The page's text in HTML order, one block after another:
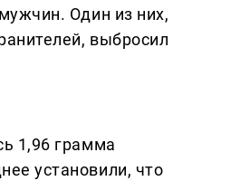
Один из них,
выбросил
1,96 грамма
установили, что